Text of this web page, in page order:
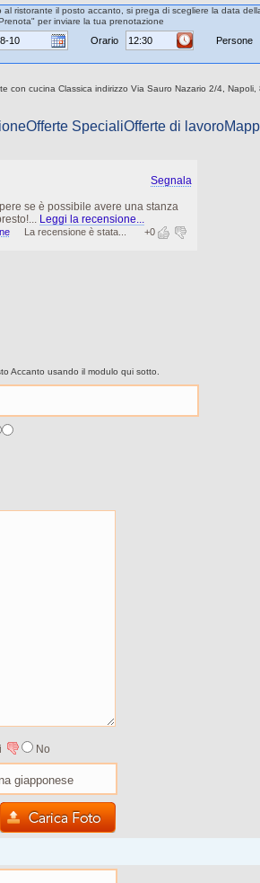
al ristorante il posto accanto, si prega di scegliere la data
per inviare la tua prenotazione
Orario Persone
con cucina Classica indirizzo Via Sauro Nazario 2/4,
Offerte SpecialiOfferte di lavoro
Segnala
se è possibile avere una stanza
Leggi la recensione...
La recensione è stata... +0
Accanto usando il modulo qui sotto.
No